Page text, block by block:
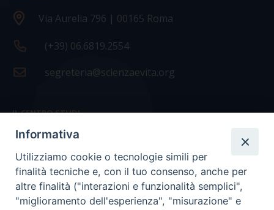
Via Aurelia 796 | 00165 Roma
(+39) 06.6819.2554
segreteria@scienzaevita.org
IL CENTRO STUDI
La nostra storia
Statuto
Presidenza e ufficio presidenza
Informativa
Utilizziamo cookie o tecnologie simili per
finalità tecniche e, con il tuo consenso, anche per
altre finalità ("interazioni e funzionalità semplici",
"miglioramento dell'esperienza", "misurazione" e